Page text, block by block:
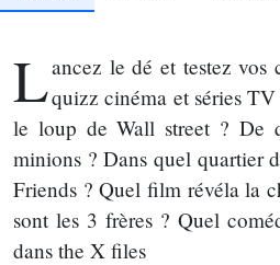
Lancez le dé et testez vos
quizz cinéma et séries
le loup de Wall street ? De
minions ? Dans quel quartier
Friends ? Quel film révéla la
sont les 3 frères ? Quel
dans the X files